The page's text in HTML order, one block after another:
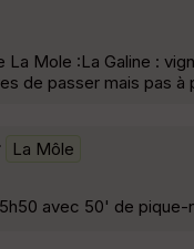
Mole :La Galine :
de passer mais pas
La Môle
avec 50' de